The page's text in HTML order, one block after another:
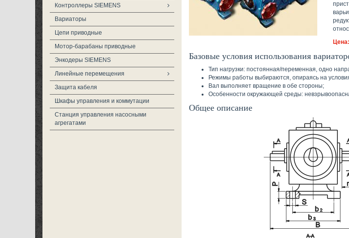
Контроллеры SIEMENS
Вариаторы
Цепи приводные
Мотор-барабаны приводные
Энкодеры SIEMENS
Линейные перемещения
Защита кабеля
Шкафы управления и коммутации
Станция управления насосными
агрегатами
Базовые условия использования
Тип нагрузки: постоянная/переменная, одно
Режимы работы выбираются, опираясь на
Вал выполняет вращение в обе стороны;
Особенности окружающей среды:
Общее описание